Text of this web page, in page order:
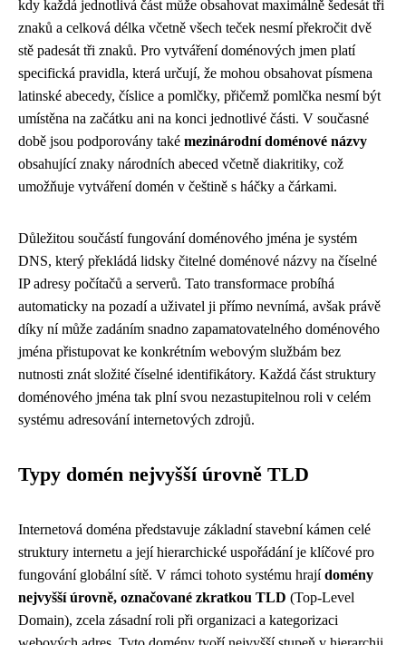
kdy každá jednotlivá část může obsahovat maximálně šedesát tři
znaků a celková délka včetně všech teček nesmí překročit dvě
stě padesát tři znaků. Pro vytváření doménových jmen platí
specifická pravidla, která určují, že mohou obsahovat písmena
latinské abecedy, číslice a pomlčky, přičemž pomlčka nesmí být
umístěna na začátku ani na konci jednotlivé části. V současné
době jsou podporovány také mezinárodní doménové názvy
obsahující znaky národních abeced včetně diakritiky, což
umožňuje vytváření domén v češtině s háčky a čárkami.
Důležitou součástí fungování doménového jména je systém
DNS, který překládá lidsky čitelné doménové názvy na číselné
IP adresy počítačů a serverů. Tato transformace probíhá
automaticky na pozadí a uživatel ji přímo nevnímá, avšak právě
díky ní může zadáním snadno zapamatovatelného doménového
jména přistupovat ke konkrétním webovým službám bez
nutnosti znát složité číselné identifikátory. Každá část struktury
doménového jména tak plní svou nezastupitelnou roli v celém
systému adresování internetových zdrojů.
Typy domén nejvyšší úrovně TLD
Internetová doména představuje základní stavební kámen celé
struktury internetu a její hierarchické uspořádání je klíčové pro
fungování globální sítě. V rámci tohoto systému hrajídomény
nejvyšší úrovně, označované zkratkou TLD (Top-Level
Domain), zcela zásadní roli při organizaci a kategorizaci